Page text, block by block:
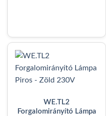
WE.TL2
Forgalomirányító Lámpa